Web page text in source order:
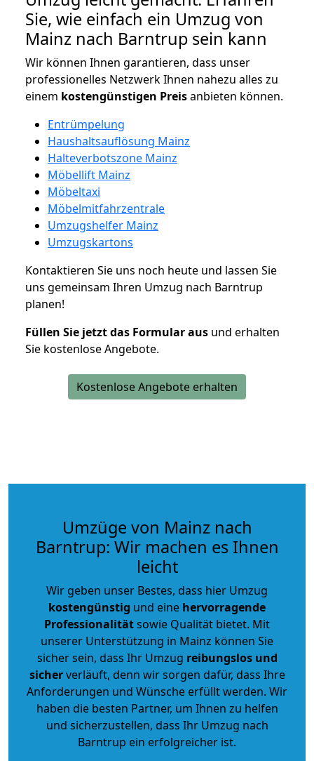
Sie, wie einfach ein Umzug von
Mainz nach Barntrup sein kann
Wir können Ihnen garantieren, dass unser
professionelles Netzwerk Ihnen nahezu alles zu
einem kostengünstigen Preisanbieten können.
Entrümpelung
Haushaltsauflösung Mainz
Halteverbotszone Mainz
Möbellift Mainz
Möbeltaxi
Möbelmitfahrzentrale
Umzugshelfer Mainz
Umzugskartons
Kontaktieren Sie uns noch heute und lassen Sie
uns gemeinsam Ihren Umzug nach Barntrup
planen!
Füllen Sie jetzt das Formular aus und erhalten
Sie kostenlose Angebote.
Kostenlose Angebote erhalten
Umzüge von Mainz nach
Barntrup: Wir machen es Ihnen
leicht
Wir geben unser Bestes, dass hier Umzug
kostengünstig und eine hervorragende
Professionalitätsowie Qualität bietet. Mit
unserer Unterstützung in Mainz können Sie
sicher sein, dass Ihr Umzug reibungslos und
sicherverläuft, denn wir sorgen dafür, dass Ihre
Anforderungen und Wünsche erfüllt werden. Wir
haben die besten Partner, um Ihnen zu helfen
und sicherzustellen, dass Ihr Umzug nach
Barntrup ein erfolgreicher ist.